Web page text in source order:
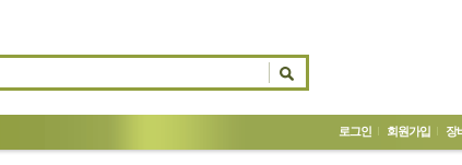
로그인 회원가입 장